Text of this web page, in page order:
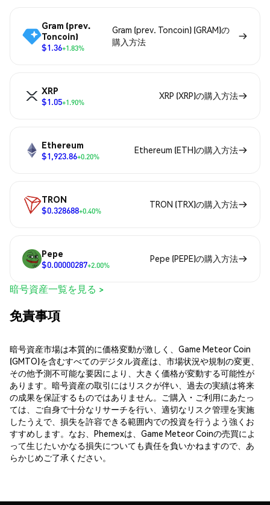
Gram (prev.
Toncoin)
$1.36+1.83%
Gram (prev. Toncoin) (GRAM)の
購入方法
XRP
$1.05+1.90%
XRP (XRP)の購入方法
Ethereum
$1,923.86+0.20%
Ethereum (ETH)の購入方法
TRON
$0.328688+0.40%
TRON (TRX)の購入方法
Pepe
$0.00000287+2.00%
Pepe (PEPE)の購入方法
暗号資産一覧を見る >
免責事項
暗号資産市場は本質的に価格変動が激しく、Game Meteor Coin
(GMTO)を含むすべてのデジタル資産は、市場状況や規制の変更、
その他予測不可能な要因により、大きく価格が変動する可能性が
あります。暗号資産の取引にはリスクが伴い、過去の実績は将来
の成果を保証するものではありません。ご購入・ご利用にあたっ
ては、ご自身で十分なリサーチを行い、適切なリスク管理を実施
したうえで、損失を許容できる範囲内での投資を行うよう強くお
すすめします。なお、Phemexは、Game Meteor Coinの売買によ
って生じたいかなる損失についても責任を負いかねますので、あ
らかじめご了承ください。